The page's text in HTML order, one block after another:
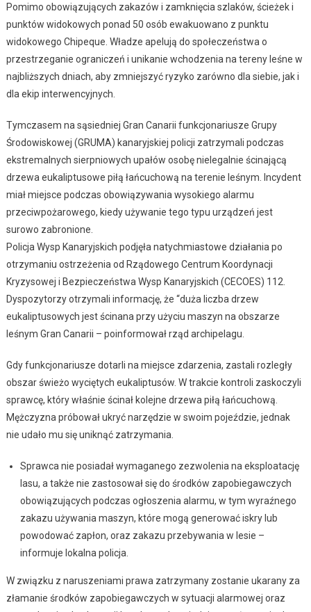
Pomimo obowiązujących zakazów i zamknięcia szlaków, ścieżek i
punktów widokowych ponad 50 osób ewakuowano z punktu
widokowego Chipeque. Władze apelują do społeczeństwa o
przestrzeganie ograniczeń i unikanie wchodzenia na tereny leśne w
najbliższych dniach, aby zmniejszyć ryzyko zarówno dla siebie, jak i
dla ekip interwencyjnych.
Tymczasem na sąsiedniej Gran Canarii funkcjonariusze Grupy
Środowiskowej (GRUMA) kanaryjskiej policji zatrzymali podczas
ekstremalnych sierpniowych upałów osobę nielegalnie ścinającą
drzewa eukaliptusowe piłą łańcuchową na terenie leśnym. Incydent
miał miejsce podczas obowiązywania wysokiego alarmu
przeciwpożarowego, kiedy używanie tego typu urządzeń jest
surowo zabronione.
Policja Wysp Kanaryjskich podjęła natychmiastowe działania po
otrzymaniu ostrzeżenia od Rządowego Centrum Koordynacji
Kryzysowej i Bezpieczeństwa Wysp Kanaryjskich (CECOES) 112.
Dyspozytorzy otrzymali informację, że “duża liczba drzew
eukaliptusowych jest ścinana przy użyciu maszyn na obszarze
leśnym Gran Canarii – poinformował rząd archipelagu.
Gdy funkcjonariusze dotarli na miejsce zdarzenia, zastali rozległy
obszar świeżo wyciętych eukaliptusów. W trakcie kontroli zaskoczyli
sprawcę, który właśnie ścinał kolejne drzewa piłą łańcuchową.
Mężczyzna próbował ukryć narzędzie w swoim pojeździe, jednak
nie udało mu się uniknąć zatrzymania.
Sprawca nie posiadał wymaganego zezwolenia na eksploatację
lasu, a także nie zastosował się do środków zapobiegawczych
obowiązujących podczas ogłoszenia alarmu, w tym wyraźnego
zakazu używania maszyn, które mogą generować iskry lub
powodować zapłon, oraz zakazu przebywania w lesie –
informuje lokalna policja.
W związku z naruszeniami prawa zatrzymany zostanie ukarany za
złamanie środków zapobiegawczych w sytuacji alarmowej oraz